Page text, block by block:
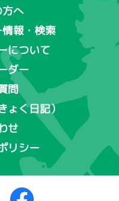
へ
報・検索
について
ダー
問
ょく日記）
せ
リシー